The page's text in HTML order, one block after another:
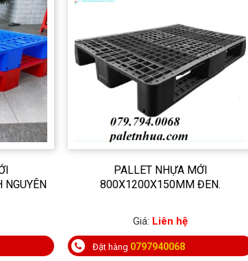
PALLET NHỰA MỚI
800X1200X150MM ĐEN.
Giá: Liên hệ
Đặt hàng 0797940068